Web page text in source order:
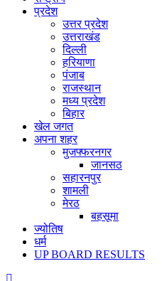
प्रदेश
उत्तर प्रदेश
उत्तराखंड
दिल्ली
हरियाणा
पंजाब
राजस्थान
मध्य प्रदेश
बिहार
खेल जगत
अपना शहर
मुजफ्फरनगर
जानसठ
सहारनपुर
शामली
मेरठ
बहसूमा
ज्योतिष
धर्म
UP BOARD RESULTS